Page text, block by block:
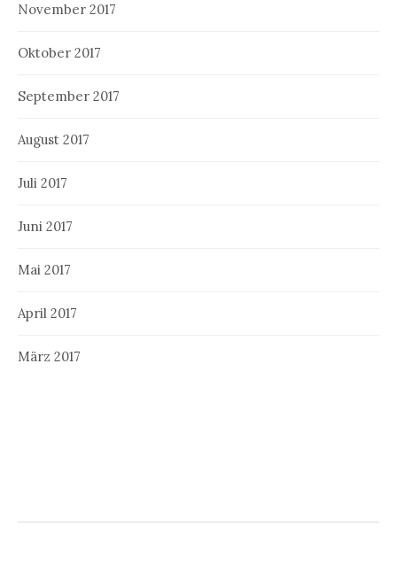
November 2017
Oktober 2017
September 2017
August 2017
Juli 2017
Juni 2017
Mai 2017
April 2017
März 2017